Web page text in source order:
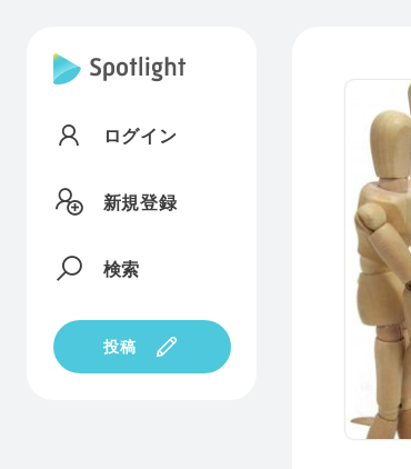
ログイン
新規登録
検索
投稿